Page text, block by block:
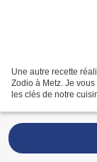
Une autre recette
Zodio à Metz. Je
les clés de notre